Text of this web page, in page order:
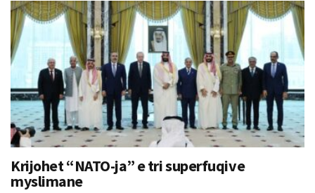
Krijohet “NATO-ja” e tri superfuqive
myslimane